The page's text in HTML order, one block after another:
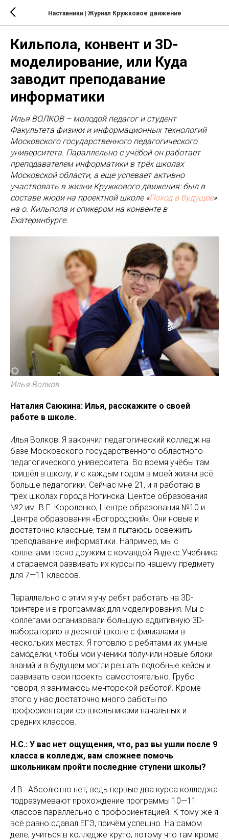
Наставники | Журнал Кружковое движение
Кильпола, конвент и 3D-
моделирование, или Куда
заводит преподавание
информатики
Илья ВОЛКОВ – молодой педагог и студент
Факультета физики и информационных технологий
Московского государственного педагогического
университета. Параллельно с учёбой он работает
преподавателем информатики в трёх школах
Московской области, а еще успевает активно
участвовать в жизни Кружкового движения: был в
составе жюри на проектной школе «Поход в будущее»
на о. Кильпола и спикером на конвенте в
Екатеринбурге.
Илья Волков
Наталия Саюкина: Илья, расскажите о своей
работе в школе.
Илья Волков: Я закончил педагогический колледж на
базе Московского государственного областного
педагогического университета. Во время учёбы там
пришёл в школу, и с каждым годом в моей жизни всё
больше педагогики. Сейчас мне 21, и я работаю в
трёх школах города Ногинска: Центре образования
№2 им. В.Г. Короленко, Центре образования №10 и
Центре образования «Богородский». Они новые и
достаточно классные, там я пытаюсь освежить
преподавание информатики. Например, мы с
коллегами тесно дружим с командой Яндекс.Учебника
и стараемся развивать их курсы по нашему предмету
для 7—11 классов.
Параллельно с этим я учу ребят работать на 3D-
принтере и в программах для моделирования. Мы с
коллегами организовали большую аддитивную 3D-
лабораторию в десятой школе с филиалами в
нескольких местах. Я готовлю с ребятами их умные
самоделки, чтобы мои ученики получили новые блоки
знаний и в будущем могли решать подобные кейсы и
развивать свои проекты самостоятельно. Грубо
говоря, я занимаюсь менторской работой. Кроме
этого у нас достаточно много работы по
профориентации со школьниками начальных и
средних классов.
Н.С.: У вас нет ощущения, что, раз вы ушли после 9
класса в колледж, вам сложнее помочь
школьникам пройти последние ступени школы?
И.В.: Абсолютно нет, ведь первые два курса колледжа
подразумевают прохождение программы 10—11
классов параллельно с профориентацией. К тому же я
всё равно сдавал ЕГЭ, причём успешно. На самом
деле, учиться в колледже круто, потому что там кроме